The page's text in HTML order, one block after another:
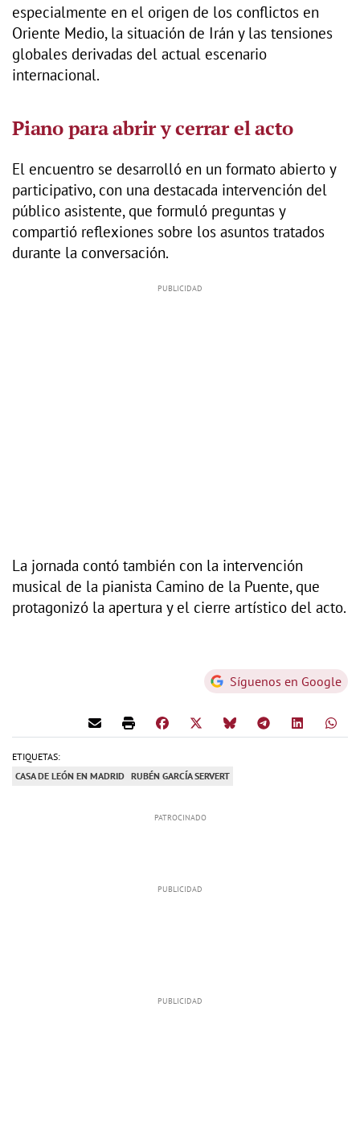
especialmente en el origen de los conflictos en
Oriente Medio, la situación de Irán y las tensiones
globales derivadas del actual escenario
internacional.
Piano para abrir y cerrar el acto
El encuentro se desarrolló en un formato abierto y
participativo, con una destacada intervención del
público asistente, que formuló preguntas y
compartió reflexiones sobre los asuntos tratados
durante la conversación.
La jornada contó también con la intervención
musical de la pianista Camino de la Puente, que
protagonizó la apertura y el cierre artístico del acto.
Síguenos en Google
ETIQUETAS:
CASA DE LEÓN EN MADRID RUBÉN GARCÍA SERVERT